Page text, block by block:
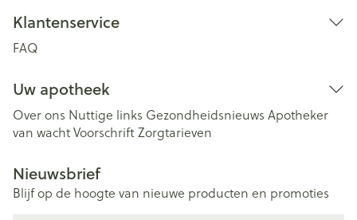
Klantenservice
FAQ
Uw apotheek
Over ons Nuttige links Gezondheidsnieuws Apotheker
van wachtVoorschriftZorgtarieven
Nieuwsbrief
Blijf op de hoogte van nieuwe producten en promoties